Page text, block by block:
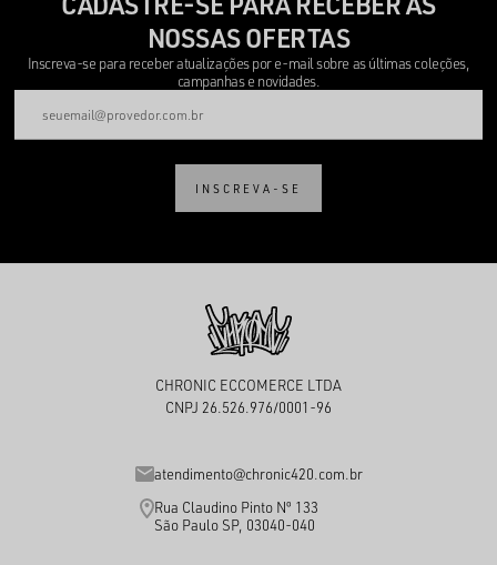
NOSSAS OFERTAS
Inscreva-se para receber atualizações por e-mail sobre as últimas coleções,
campanhas e novidades.
INSCREVA-SE
CHRONIC ECCOMERCE LTDA
CNPJ 26.526.976/0001-96
atendimento@chronic420.com.br
Rua Claudino Pinto Nº 133
São Paulo SP, 03040-040